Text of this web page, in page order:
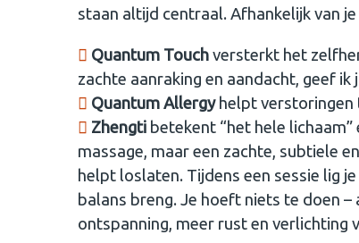
staan altijd centraal. Afhankelijk van
Quantum Touchversterkt het
zachte aanraking en aandacht, geef
Quantum Allergyhelpt verstoringen
Zhengti betekent “het hele
massage, maar een zachte, subtiele
helpt loslaten. Tijdens een sessie lig
balans breng. Je hoeft niets te doen –
ontspanning, meer rust en verlichting